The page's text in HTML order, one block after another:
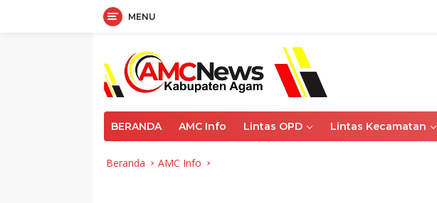
MENU
BERANDA AMC Info Lintas OPD Lintas Kecamatan
Beranda AMC Info